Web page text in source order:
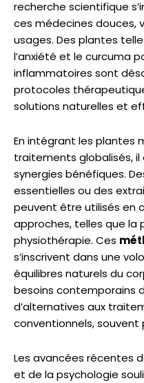
recherche scientifique
ces médecines douces,
usages. Des plantes
l’anxiété et le curcuma
inflammatoires sont
protocoles
solutions naturelles et
En intégrant les plantes
traitements globalisés,
synergies bénéfiques.
essentielles ou des
peuvent être utilisés en
approches, telles que la
physiothérapie. Ces
s’inscrivent dans une
équilibres naturels du
besoins contemporains
d’alternatives aux
conventionnels, souvent
Les avancées récentes
et de la psychologie